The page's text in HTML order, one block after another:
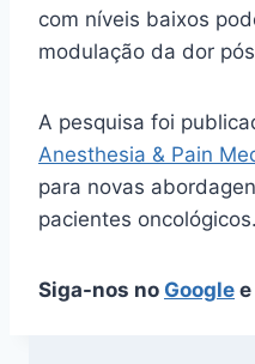
com níveis baixos
modulação da dor
A pesquisa foi
Anesthesia & Pain
para novas
pacientes oncológicos.
Siga-nos no Google e